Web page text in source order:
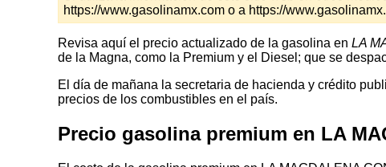
https://www.gasolinamx.com o a https://
Revisa aquí el precio actualizado de la gasolina en LA
de la Magna, como la Premium y el Diesel; que se
El día de mañana la secretaria de hacienda y crédito
precios de los combustibles en el país.
Precio gasolina premium en LA